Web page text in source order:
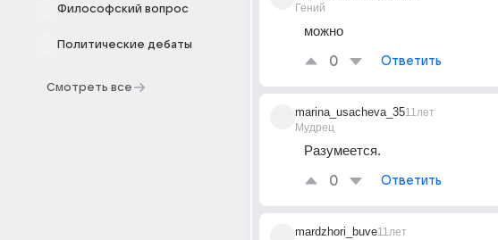
Философский вопрос
Политические дебаты
Смотреть все
Гений
можно
0 Ответить
marina_usacheva_35
Мудрец
11лет
Разумеется.
0 Ответить
mardzhori_buve11лет